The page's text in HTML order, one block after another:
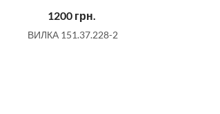
1200 грн.
ВИЛКА 151.37.228-2